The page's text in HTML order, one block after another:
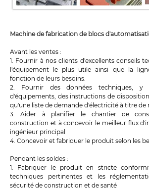
Machine de fabrication de blocs
Avant les ventes :
1. Fournir à nos clients d'excellents conseils
l'équipement le plus utile ainsi que la
fonction de leurs besoins.
2. Fournir des données techniques, y
d'équipements, des instructions de
qu'une liste de demande d'électricité à titre de
3. Aider à planifier le chantier de
construction et à concevoir le meilleur flux
ingénieur principal
4. Concevoir et fabriquer le produit selon les
Pendant les soldes :
1. Fabriquer le produit en stricte
techniques pertinentes et les
sécurité de construction et de santé